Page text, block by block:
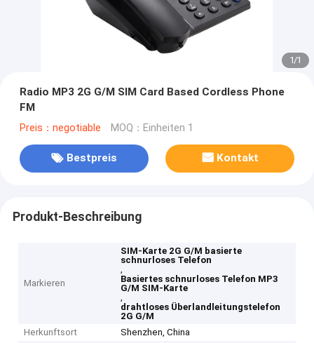
1/1
Radio MP3 2G G/M SIM Card Based Cordless Phone
FM
Preis：negotiable MOQ：Einheiten 1
Bestpreis Kontakt
Produkt-Beschreibung
Markieren
SIM-Karte 2G G/M basierte
schnurloses Telefon
,
Basiertes schnurloses Telefon MP3
G/M SIM-Karte
,
drahtloses Überlandleitungstelefon
2G G/M
Herkunftsort
Shenzhen, China